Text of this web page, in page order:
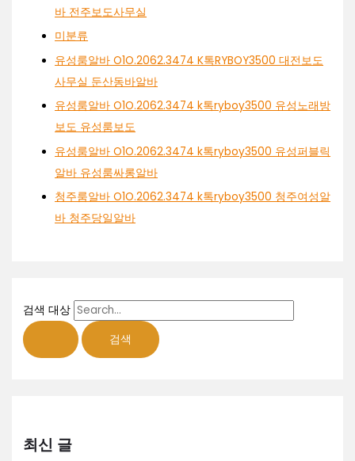
바 전주보도사무실
미분류
유성룸알바 O1O.2062.3474 K톡RYBOY3500 대전보도
사무실 둔산동바알바
유성룸알바 O1O.2062.3474 k톡ryboy3500 유성노래방
보도 유성룸보도
유성룸알바 O1O.2062.3474 k톡ryboy3500 유성퍼블릭
알바 유성룸싸롱알바
청주룸알바 O1O.2062.3474 k톡ryboy3500 청주여성알
바 청주당일알바
검색 대상
최신 글